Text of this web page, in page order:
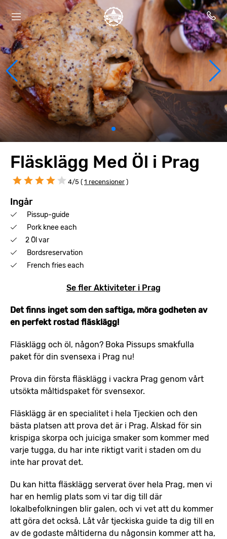
Fläsklägg Med Öl i Prag
4/5 ( 1 recensioner )
Ingår
Pissup-guide
Pork knee each
2 Öl var
Bordsreservation
French fries each
Se fler Aktiviteter i Prag
Det finns inget som den saftiga, möra godheten av
en perfekt rostad fläsklägg!
Fläsklägg och öl, någon? Boka Pissups smakfulla
paket för din svensexa i Prag nu!
Prova din första fläsklägg i vackra Prag genom vårt
utsökta måltidspaket för svensexor.
Fläsklägg är en specialitet i hela Tjeckien och den
bästa platsen att prova det är i Prag. Älskad för sin
krispiga skorpa och juiciga smaker som kommer med
varje tugga, du har inte riktigt varit i staden om du
inte har provat det.
Du kan hitta fläsklägg serverat över hela Prag, men vi
har en hemlig plats som vi tar dig till där
lokalbefolkningen blir galen, och vi vet att du kommer
att göra det också. Låt vår tjeckiska guide ta dig till en
av de godaste måltiderna du någonsin kommer att ha,